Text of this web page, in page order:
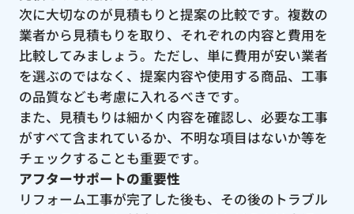
次に大切なのが見積もりと提案の比較です。複数の
業者から見積もりを取り、それぞれの内容と費用を
比較してみましょう。ただし、単に費用が安い業者
を選ぶのではなく、提案内容や使用する商品、工事
の品質なども考慮に入れるべきです。
また、見積もりは細かく内容を確認し、必要な工事
がすべて含まれているか、不明な項目はないか等を
チェックすることも重要です。
アフターサポートの重要性
リフォーム工事が完了した後も、その後のトラブル